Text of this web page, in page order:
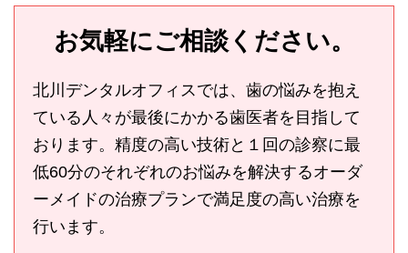
お気軽にご相談ください。
北川デンタルオフィスでは、歯の悩みを抱え
ている人々が最後にかかる歯医者を目指して
おります。精度の高い技術と１回の診察に最
低60分のそれぞれのお悩みを解決するオーダ
ーメイドの治療プランで満足度の高い治療を
行います。